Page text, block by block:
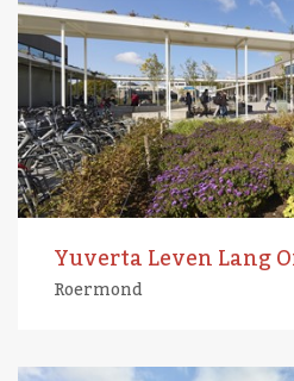
Yuverta Leven Lang
Roermond